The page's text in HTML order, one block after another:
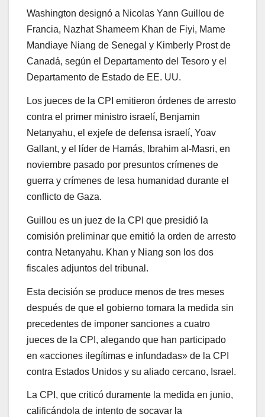
Washington designó a Nicolas Yann Guillou de
Francia, Nazhat Shameem Khan de Fiyi, Mame
Mandiaye Niang de Senegal y Kimberly Prost de
Canadá, según el Departamento del Tesoro y el
Departamento de Estado de EE. UU.
Los jueces de la CPI emitieron órdenes de arresto
contra el primer ministro israelí, Benjamin
Netanyahu, el exjefe de defensa israelí, Yoav
Gallant, y el líder de Hamás, Ibrahim al-Masri, en
noviembre pasado por presuntos crímenes de
guerra y crímenes de lesa humanidad durante el
conflicto de Gaza.
Guillou es un juez de la CPI que presidió la
comisión preliminar que emitió la orden de arresto
contra Netanyahu. Khan y Niang son los dos
fiscales adjuntos del tribunal.
Esta decisión se produce menos de tres meses
después de que el gobierno tomara la medida sin
precedentes de imponer sanciones a cuatro
jueces de la CPI, alegando que han participado
en «acciones ilegítimas e infundadas» de la CPI
contra Estados Unidos y su aliado cercano, Israel.
La CPI, que criticó duramente la medida en junio,
calificándola de intento de socavar la